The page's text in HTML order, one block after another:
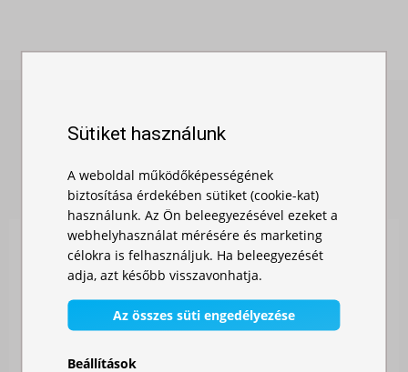
Sütiket használunk
A weboldal működőképességének
biztosítása érdekében sütiket (cookie-kat)
használunk. Az Ön beleegyezésével ezeket a
webhelyhasználat mérésére és marketing
célokra is felhasználjuk. Ha beleegyezését
adja, azt később visszavonhatja.
Az összes süti engedélyezése
Beállítások